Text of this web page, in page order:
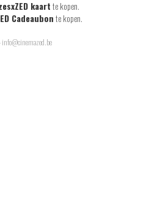
kaartte kopen.
Cadeaubonte kopen.